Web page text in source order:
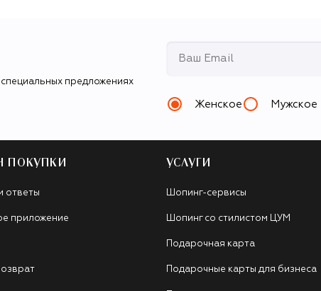
предложениях
Женское Мужское
ПОКУПКИ
ответы
приложение
УСЛУГИ
Шопинг-сервисы
Шопинг со стилистом ЦУМ
Подарочная карта
Подарочные карты для бизнеса